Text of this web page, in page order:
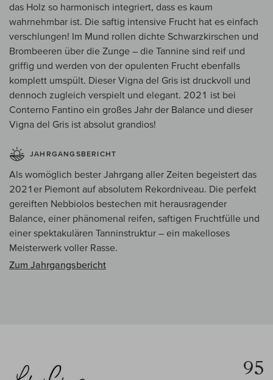
das Holz so harmonisch integriert, dass es kaum
wahrnehmbar ist. Die saftig intensive Frucht hat es einfach
verschlungen! Im Mund rollen dichte Schwarzkirschen und
Brombeeren über die Zunge – die Tannine sind reif und
griffig und werden von der opulenten Frucht ebenfalls
komplett umspült. Dieser Vigna del Gris ist druckvoll und
dennoch zugleich verspielt und elegant. 2021 ist bei
Conterno Fantino ein großes Jahr der Balance und dieser
Vigna del Gris ist absolut grandios!
JAHRGANGSBERICHT
Als womöglich bester Jahrgang aller Zeiten begeistert das
2021er Piemont auf absolutem Rekordniveau. Die perfekt
gereiften Nebbiolos bestechen mit herausragender
Balance, einer phänomenal reifen, saftigen Fruchtfülle und
einer spektakulären Tanninstruktur – ein makelloses
Meisterwerk voller Rasse.
Zum Jahrgangsbericht
95